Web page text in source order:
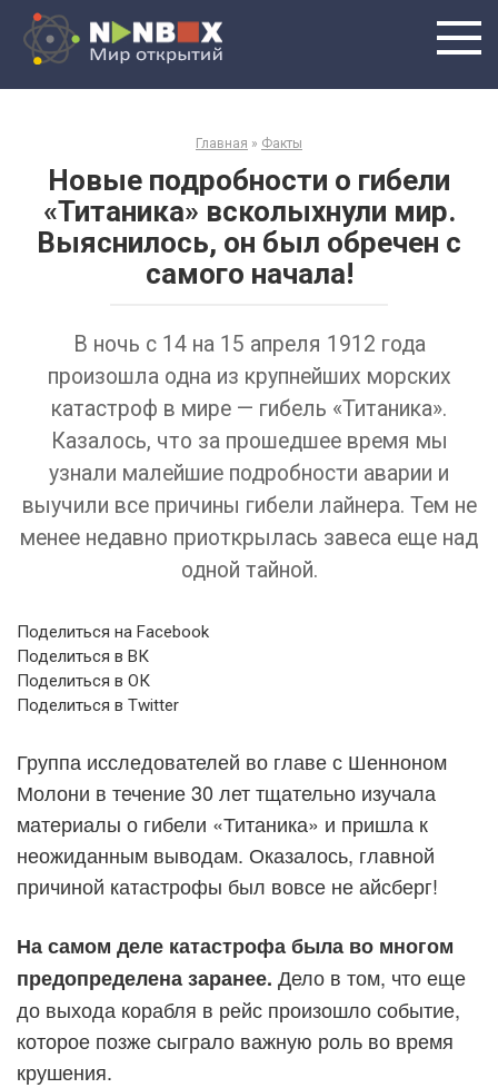
Перейти
контенту
Главная » Факты
Новые подробности о гибели
«Титаника» всколыхнули мир.
Выяснилось, он был обречен с
самого начала!
В ночь с 14 на 15 апреля 1912 года
произошла одна из крупнейших морских
катастроф в мире — гибель «Титаника».
Казалось, что за прошедшее время мы
узнали малейшие подробности аварии и
выучили все причины гибели лайнера. Тем не
менее недавно приоткрылась завеса еще над
одной тайной.
Поделиться на Facebook
Поделиться в ВК
Поделиться в ОК
Поделиться в Twitter
Группа исследователей во главе с Шенноном
Молони в течение 30 лет тщательно изучала
материалы о гибели «Титаника» и пришла к
неожиданным выводам. Оказалось, главной
причиной катастрофы был вовсе не айсберг!
На самом деле катастрофа была во многом
предопределена заранее. Дело в том, что еще
до выхода корабля в рейс произошло событие,
которое позже сыграло важную роль во время
крушения.